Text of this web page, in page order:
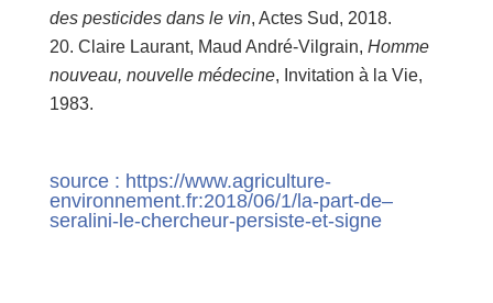
des pesticides dans le vin, Actes Sud, 2018.
Claire Laurant, Maud André-Vilgrain, Homme
nouveau, nouvelle médecine, Invitation à la Vie,
1983.
source : https://www.agriculture-
environnement.fr:2018/06/1/la-part-de–
seralini-le-chercheur-persiste-et-signe